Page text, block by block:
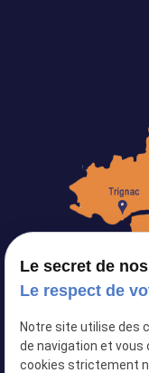
Le secret de
Le respect de
Notre site utilise des
de navigation et vous
cookies strictement